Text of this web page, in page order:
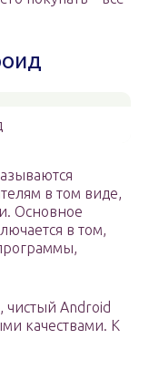
в том виде,
Основное
в том,
Android
качествами. К